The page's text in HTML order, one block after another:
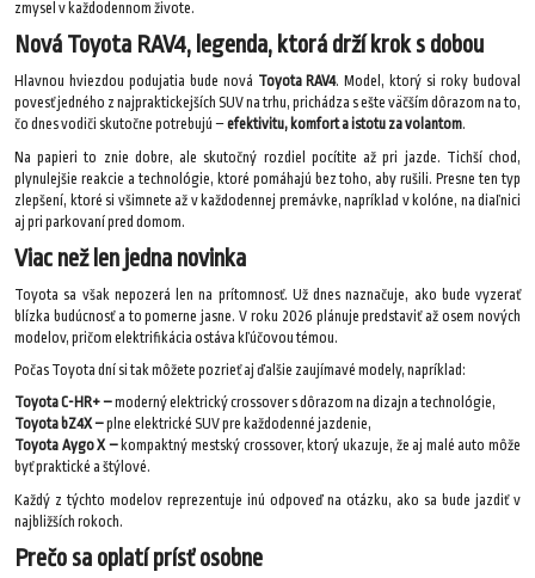
zmysel v každodennom živote.
Nová Toyota RAV4, legenda, ktorá drží krok s dobou
Hlavnou hviezdou podujatia bude nová Toyota RAV4. Model, ktorý si roky budoval
povesť jedného z najpraktickejších SUV na trhu, prichádza s ešte väčším dôrazom na to,
čo dnes vodiči skutočne potrebujú –efektivitu, komfort a istotu za volantom.
Na papieri to znie dobre, ale skutočný rozdiel pocítite až pri jazde. Tichší chod,
plynulejšie reakcie a technológie, ktoré pomáhajú bez toho, aby rušili. Presne ten typ
zlepšení, ktoré si všimnete až v každodennej premávke, napríklad v kolóne, na diaľnici
aj pri parkovaní pred domom.
Viac než len jedna novinka
Toyota sa však nepozerá len na prítomnosť. Už dnes naznačuje, ako bude vyzerať
blízka budúcnosť a to pomerne jasne. V roku 2026 plánuje predstaviť až osem nových
modelov, pričom elektrifikácia ostáva kľúčovou témou.
Počas Toyota dní si tak môžete pozrieť aj ďalšie zaujímavé modely, napríklad:
Toyota C-HR+ –moderný elektrický crossover s dôrazom na dizajn a technológie,
Toyota bZ4X –plne elektrické SUV pre každodenné jazdenie,
Toyota Aygo X–kompaktný mestský crossover, ktorý ukazuje, že aj malé auto môže
byť praktické a štýlové.
Každý z týchto modelov reprezentuje inú odpoveď na otázku, ako sa bude jazdiť v
najbližších rokoch.
Prečo sa oplatí prísť osobne